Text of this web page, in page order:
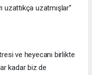
uzattıkça uzatmışlar”
ve heyecanı birlikte
kadar biz de